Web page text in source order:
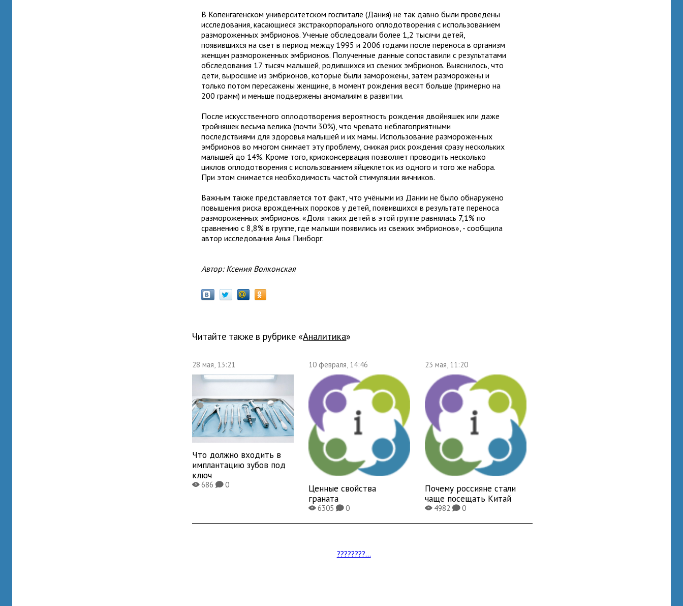
В Копенгагенском университетском госпитале (Дания) не так давно были проведены
исследования, касающиеся экстракорпорального оплодотворения с использованием
размороженных эмбрионов. Ученые обследовали более 1,2 тысячи детей,
появившихся на свет в период между 1995 и 2006 годами после переноса в организм
женщин размороженных эмбрионов. Полученные данные сопоставили с результатами
обследования 17 тысяч малышей, родившихся из свежих эмбрионов. Выяснилось, что
дети, выросшие из эмбрионов, которые были заморожены, затем разморожены и
только потом пересажены женщине, в момент рождения весят больше (примерно на
200 грамм) и меньше подвержены аномалиям в развитии.
После искусственного оплодотворения вероятность рождения двойняшек или даже
тройняшек весьма велика (почти 30%), что чревато неблагоприятными
последствиями для здоровья малышей и их мамы. Использование размороженных
эмбрионов во многом снимает эту проблему, снижая риск рождения сразу нескольких
малышей до 14%. Кроме того, криоконсервация позволяет проводить несколько
циклов оплодотворения с использованием яйцеклеток из одного и того же набора.
При этом снимается необходимость частой стимуляции яичников.
Важным также представляется тот факт, что учёными из Дании не было обнаружено
повышения риска врожденных пороков у детей, появившихся в результате переноса
размороженных эмбрионов. «Доля таких детей в этой группе равнялась 7,1% по
сравнению с 8,8% в группе, где малыши появились из свежих эмбрионов», - сообщила
автор исследования Анья Пинборг.
Автор: Ксения Волконская
Читайте также в рубрике « Аналитика»
28 мая, 13:21
Что должно входить в
имплантацию зубов под
ключ
X686K0
10 февраля, 14:46
Ценные свойства
граната
X6305K0
23 мая, 11:20
Почему россияне стали
чаще посещать Китай
X4982K0
????????...